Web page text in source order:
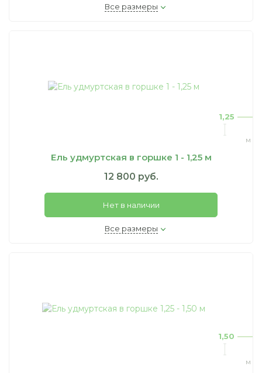
Все размеры
м
1,25
Ель удмуртская в горшке 1 - 1,25 м
12 800 руб.
Нет в наличии
Все размеры
м
1,50